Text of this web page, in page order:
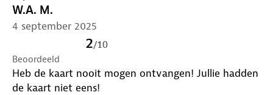
W.A. M.
4 september 2025
2/10
Beoordeeld
Heb de kaart nooit mogen ontvangen! Jullie hadden
de kaart niet eens!